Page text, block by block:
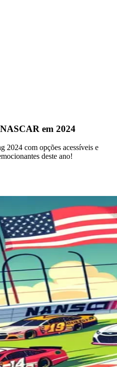
em 2024
2024 com opções acessíveis e
deste ano!